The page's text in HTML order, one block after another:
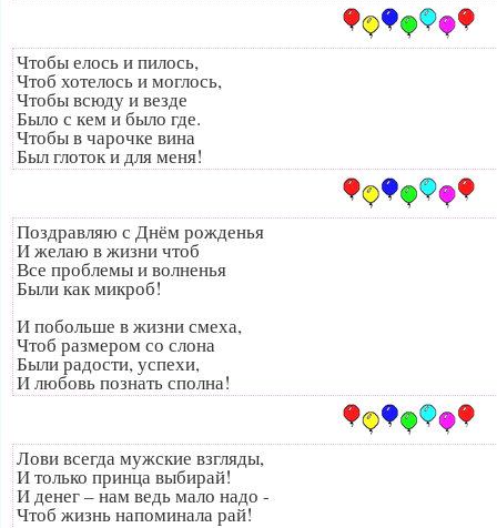
Чтобы елось и пилось,
Чтоб хотелось и моглось,
Чтобы всюду и везде
Было с кем и было где.
Чтобы в чарочке вина
Был глоток и для меня!
Поздравляю с Днём рожденья
И желаю в жизни чтоб
Все проблемы и волненья
Были как микроб!
И побольше в жизни смеха,
Чтоб размером со слона
Были радости, успехи,
И любовь познать сполна!
Лови всегда мужские взгляды,
И только принца выбирай!
И денег – нам ведь мало надо -
Чтоб жизнь напоминала рай!